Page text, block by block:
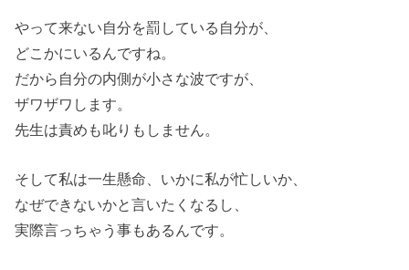
やって来ない自分を罰している自分が、
どこかにいるんですね。
だから自分の内側が小さな波ですが、
ザワザワします。
先生は責めも叱りもしません。
そして私は一生懸命、いかに私が忙しいか、
なぜできないかと言いたくなるし、
実際言っちゃう事もあるんです。